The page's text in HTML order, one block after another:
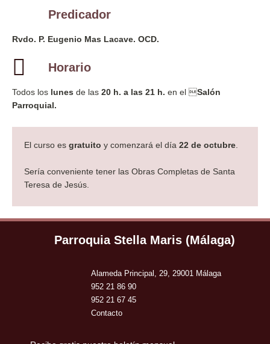
Predicador
Rvdo. P. Eugenio Mas Lacave. OCD.
Horario
Todos los lunes de las 20 h. a las 21 h. en el Salón
Parroquial .
El curso es gratuito y comenzará el día 22 de octubre
Sería conveniente tener las Obras Completas de Santa
Teresa de Jesús.
Parroquia Stella Maris (Málaga)
Alameda Principal, 29, 29001 Málaga
952 21 86 90
952 21 67 45
Contacto